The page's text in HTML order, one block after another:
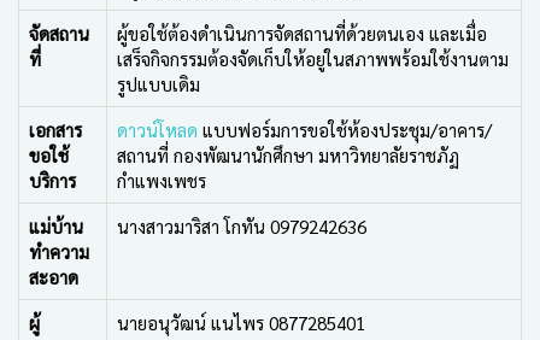
จัดสถาน
ที่
ผู้ขอใช้ต้องดำเนินการจัดสถานที่ด้วยตนเอง และเมื่อ
เสร็จกิจกรรมต้องจัดเก็บให้อยู่ในสภาพพร้อมใช้งานตาม
รูปแบบเดิม
เอกสาร
ขอใช้
บริการ
ดาวน์โหลด แบบฟอร์มการขอใช้ห้องประชุม/อาคาร/
สถานที่ กองพัฒนานักศึกษา มหาวิทยาลัยราชภัฏ
กำแพงเพชร
แม่บ้าน
ทำความ
สะอาด
นางสาวมาริสา โกทัน 0979242636
ผู้
นายอนุวัฒน์ แนไพร 0877285401